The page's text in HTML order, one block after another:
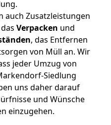
auch Zusatzleistungen
Verpacken und
, das Entfernen
von Müll an. Wir
jeder Umzug von
Siedlung
uns daher darauf
und Wünsche
einzugehen.